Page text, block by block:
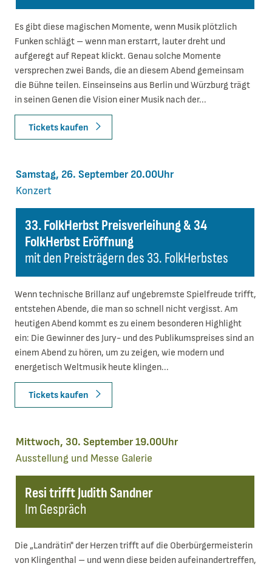
Es gibt diese magischen Momente, wenn Musik plötzlich
Funken schlägt – wenn man erstarrt, lauter dreht und
aufgeregt auf Repeat klickt. Genau solche Momente
versprechen zwei Bands, die an diesem Abend gemeinsam
die Bühne teilen. Einseinseins aus Berlin und Würzburg trägt
in seinen Genen die Vision einer Musik nach der...
Tickets kaufen
33. FolkHerbst Preisverleihung & 34
FolkHerbst Eröffnung
mit den Preisträgern des 33. FolkHerbstes
Samstag, 26. September 20.00Uhr
Konzert
Wenn technische Brillanz auf ungebremste Spielfreude trifft,
entstehen Abende, die man so schnell nicht vergisst. Am
heutigen Abend kommt es zu einem besonderen Highlight
ein: Die Gewinner des Jury- und des Publikumspreises sind an
einem Abend zu hören, um zu zeigen, wie modern und
energetisch Weltmusik heute klingen...
Tickets kaufen
Resi trifft Judith Sandner
Im Gespräch
Mittwoch, 30. September 19.00Uhr
Ausstellung und Messe Galerie
Die „Landrätin" der Herzen trifft auf die Oberbürgermeisterin
von Klingenthal – und wenn diese beiden aufeinandertreffen,